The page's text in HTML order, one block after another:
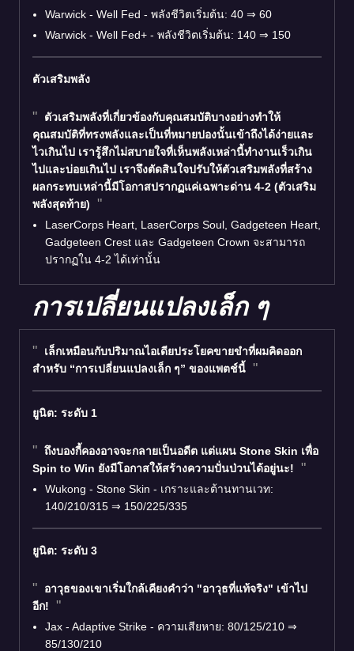
Warwick - Well Fed - พลังชีวิตเริ่มต้น: 40 ⇒ 60
Warwick - Well Fed+ - พลังชีวิตเริ่มต้น: 140 ⇒ 150
ตัวเสริมพลัง
ตัวเสริมพลังที่เกี่ยวข้องกับคุณสมบัติบางอย่างทำให้
คุณสมบัติที่ทรงพลังและเป็นที่หมายปองนั้นเข้าถึงได้ง่ายและ
ไวเกินไป เรารู้สึกไม่สบายใจที่เห็นพลังเหล่านี้ทำงานเร็วเกิน
ไปและบ่อยเกินไป เราจึงตัดสินใจปรับให้ตัวเสริมพลังที่สร้าง
ผลกระทบเหล่านี้มีโอกาสปรากฏแค่เฉพาะด่าน 4-2 (ตัวเสริม
พลังสุดท้าย)
LaserCorps Heart, LaserCorps Soul, Gadgeteen Heart,
Gadgeteen Crest และ Gadgeteen Crown จะสามารถ
ปรากฏใน 4-2 ได้เท่านั้น
การเปลี่ยนแปลงเล็ก ๆ
เล็กเหมือนกับปริมาณไอเดียประโยคขายขำที่ผมคิดออก
สำหรับ “การเปลี่ยนแปลงเล็ก ๆ” ของแพตช์นี้
ยูนิต: ระดับ 1
ถึงบองกี้คองอาจจะกลายเป็นอดีต แต่แผน Stone Skin เพื่อ
Spin to Win ยังมีโอกาสให้สร้างความปั่นป่วนได้อยู่นะ!
Wukong - Stone Skin - เกราะและต้านทานเวท:
140/210/315 ⇒ 150/225/335
ยูนิต: ระดับ 3
อาวุธของเขาเริ่มใกล้เคียงคำว่า "อาวุธที่แท้จริง" เข้าไป
อีก!
Jax - Adaptive Strike - ความเสียหาย: 80/125/210 ⇒
85/130/210